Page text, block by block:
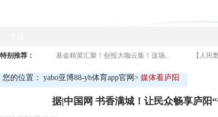
特别推荐： 基金精英汇聚！创投大咖云集！这场... 【人民
您的位置： yabo亚博88-yb体育app官网> 媒体看庐阳
据|中国网 书香满城！让民众畅享庐阳